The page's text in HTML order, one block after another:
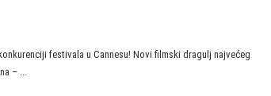
festivala u Cannesu! Novi filmski dragulj najvećeg
– ...